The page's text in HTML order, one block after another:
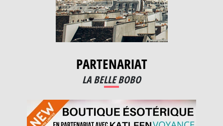
PARTENARIAT
LA BELLE BOBO